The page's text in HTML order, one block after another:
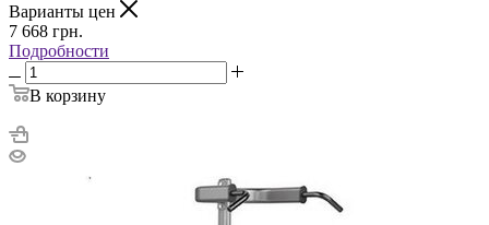
Варианты цен
7 668 грн.
Подробности
В корзину